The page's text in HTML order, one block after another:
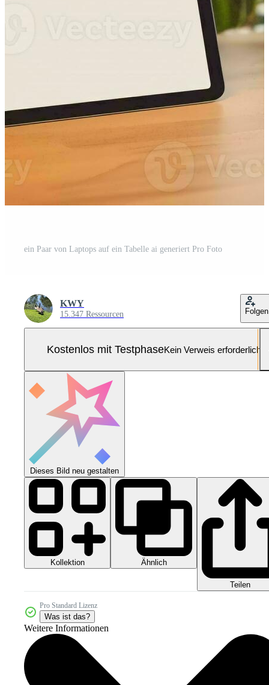
ein Paar von Laptops auf ein Tabelle ai generiert Pro Foto
KWY
15.347 Ressourcen Folgen
Kostenlos mit TestphaseKein Verweis erforderlich
Dieses Bild neu gestalten
Kollektion Ähnlich
Teilen
Pro Standard Lizenz
Was ist das?
Weitere Informationen